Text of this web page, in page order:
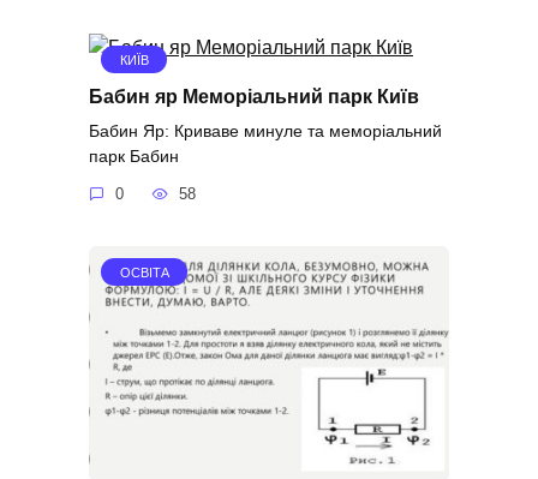
КИЇВ
Бабин яр Меморіальний парк Київ
Бабин Яр: Криваве минуле та меморіальний
парк Бабин
0 58
ОСВІТА